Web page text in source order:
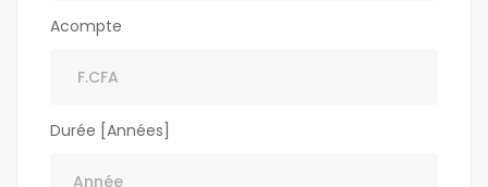
Acompte
Durée [Années]